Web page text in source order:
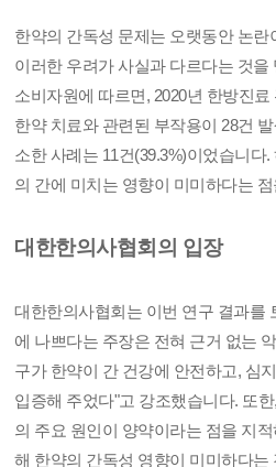
한약의 간독성 문제는 오랫동안 논란
이러한 우려가 사실과 다르다는 것
소비자원에 따르면, 2020년 한방진
한약 치료와 관련된 부작용이 28건
소한 사례는 11건(39.3%)이었습니다
의 간에 미치는 영향이 미미하다는
대한한의사협회의 입장
대한한의사협회는 이번 연구 결과를
에 나쁘다는 주장은 전혀 근거 없는
구가 한약이 간 건강에 안전하고, 심
입증해 주었다"고 강조했습니다. 또
의 주요 원인이 양약이라는 점을 지
해 한약의 간독성 영향이 미미하다는